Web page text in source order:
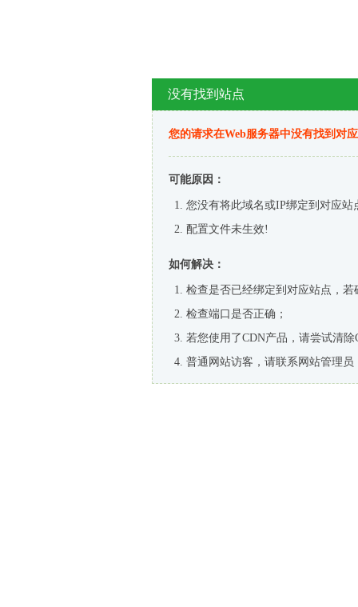
没有找到站点
您的请求在Web服务器中没有找到对
可能原因：
您没有将此域名或IP绑定到对应站
配置文件未生效!
如何解决：
检查是否已经绑定到对应站点，
检查端口是否正确；
若您使用了CDN产品，请尝试清除
普通网站访客，请联系网站管理员